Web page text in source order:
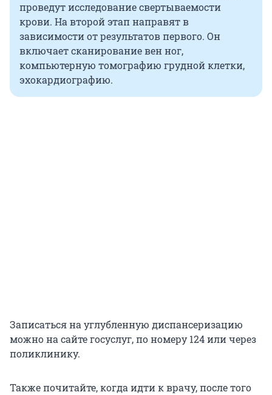
проведут исследование свертываемости
крови. На второй этап направят в
зависимости от результатов первого. Он
включает сканирование вен ног,
компьютерную томографию грудной клетки,
эхокардиографию.
Записаться на углубленную диспансеризацию
можно на сайте госуслуг, по номеру 124 или через
поликлинику.
Также почитайте, когда идти к врачу, после того